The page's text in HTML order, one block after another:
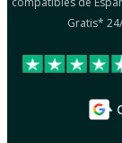
Gratis*